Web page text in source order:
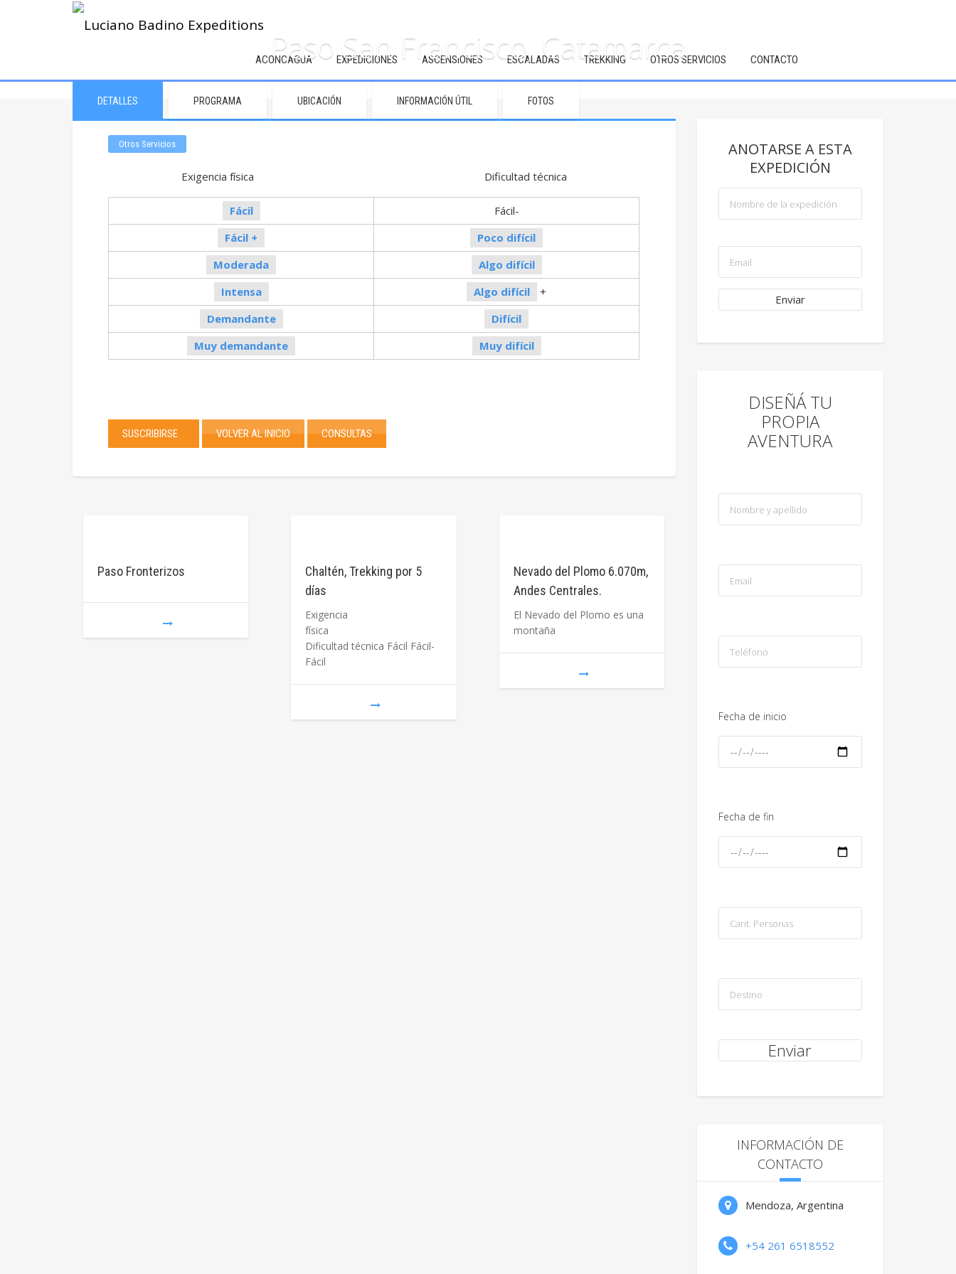
ACONCAGUA EXPEDICIONES ASCENSIONES ESCALADAS TREKKING OTROS SERVICIOS CONTACTO
Paso San Francisco, Catamarca
DETALLES PROGRAMA UBICACIÓN INFORMACIÓN ÚTIL FOTOS
Otros Servicios
Exigencia física Dificultad técnica
Fácil
Fácil-
Fácil +
Poco difícil
Moderada
Algo difícil
Intensa
Algo difícil
+
Demandante
Difícil
Muy demandante
Muy difícil
SUSCRIBIRSE VOLVER AL INICIO CONSULTAS
Paso Fronterizos
Chaltén, Trekking por 5
días
Exigencia
física
Dificultad técnica Fácil Fácil-
Fácil
Nevado del Plomo 6.070m,
Andes Centrales.
El Nevado del Plomo es una
montaña
ANOTARSE A ESTA
EXPEDICIÓN
DISEÑÁ TU
PROPIA
AVENTURA
Fecha de inicio
Fecha de fin
INFORMACIÓN DE
CONTACTO
Mendoza, Argentina
+54 261 6518552